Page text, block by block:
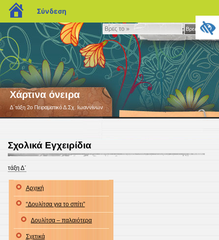
Βρες
το
»
Βρες το »
Χάρτινα όνειρα
Δ΄τάξη 2o Πειραματικό Δ.Σχ. Ιωαννίνων
Σχολικά Εγχειρίδια
τάξη Δ΄
Αρχική
“Δουλίτσα για το σπίτι”
Δουλίτσα – παλαιότερα
Σχετικά
blogs.sch.gr
Σύνδεση